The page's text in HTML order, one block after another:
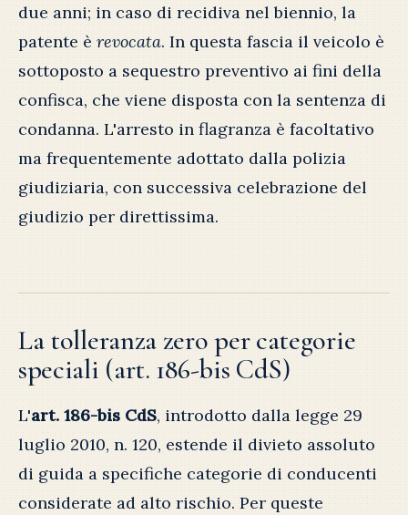
due anni; in caso di recidiva nel biennio, la
patente è revocata. In questa fascia il veicolo è
sottoposto a sequestro preventivo ai fini della
confisca, che viene disposta con la sentenza di
condanna. L'arresto in flagranza è facoltativo
ma frequentemente adottato dalla polizia
giudiziaria, con successiva celebrazione del
giudizio per direttissima.
La tolleranza zero per categorie
speciali (art. 186-bis CdS)
L'art. 186-bis CdS, introdotto dalla legge 29
luglio 2010, n. 120, estende il divieto assoluto
di guida a specifiche categorie di conducenti
considerate ad alto rischio. Per queste